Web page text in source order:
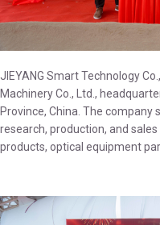
JIEYANG Smart Technology
Machinery Co., Ltd.,
Province, China. The
research, production, and
products, optical equipment